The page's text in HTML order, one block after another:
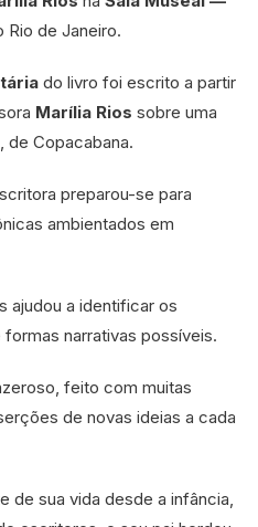
Rio de Janeiro.
do livro foi escrito a partir
Marília Rios sobre uma
de Copacabana.
preparou-se para
ambientados em
ajudou a identificar os
narrativas possíveis.
feito com muitas
de novas ideias a cada
de sua vida desde a infância,